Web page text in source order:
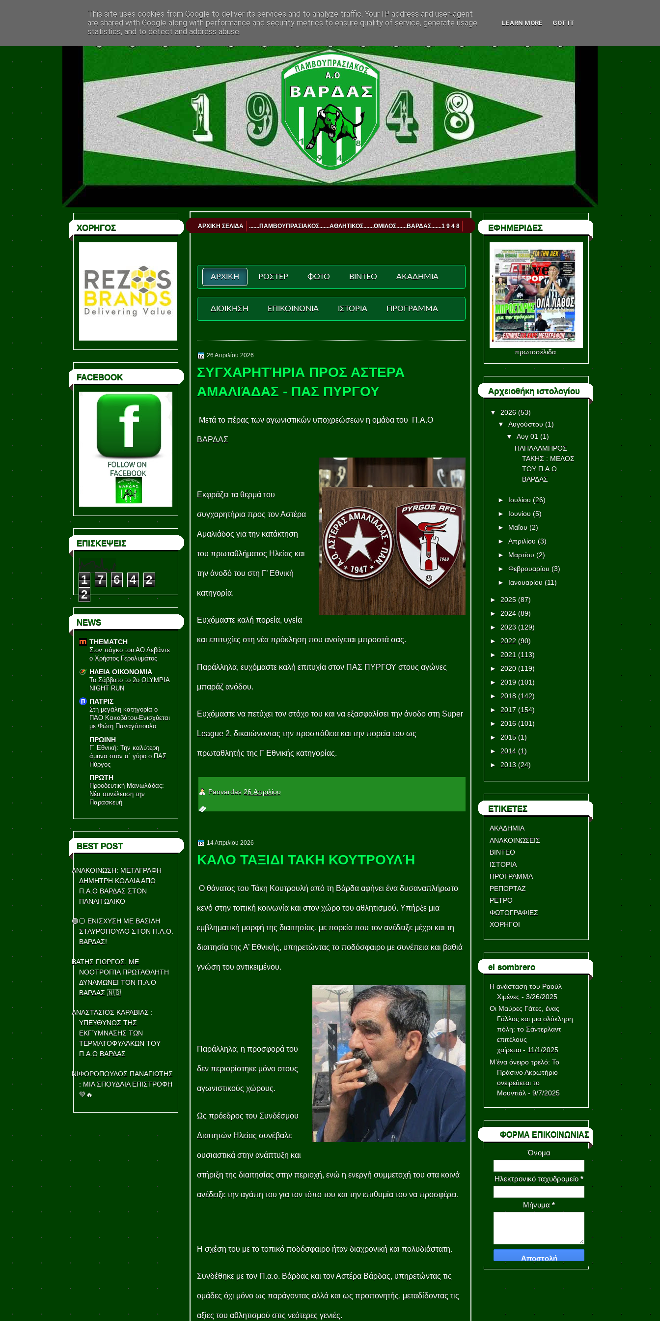
ΧΟΡΗΓΟΣ
FACEBOOK
ΕΠΙΣΚΕΨΕΙΣ
1 7 6 4
2
2
NEWS
THEMATCH
Στον πάγκο του ΑΟ Λεβάντε
ο Χρήστος Γερολυμάτος
ΗΛΕΙΑ ΟΙΚΟΝΟΜΙΑ
Το Σάββατο το 2ο OLYMPIA
NIGHT RUN
ΠΑΤΡΙΣ
Στη μεγάλη κατηγορία ο
ΠΑΟ Κακοβάτου-Ενισχύεται
με Φώτη Παναγόπουλο
ΠΡΩΙΝΗ
Γ΄ Εθνική: Την καλύτερη
άμυνα στον α΄ γύρο ο ΠΑΣ
Πύργος
ΠΡΩΤΗ
Προοδευτική Μανωλάδας:
Νέα συνέλευση την
Παρασκευή
BEST POST
ΑΝΑΚΟΙΝΩΣΗ: ΜΕΤΑΓΡΑΦΗ
ΔΗΜΗΤΡΗ ΚΟΛΛΙΑ ΑΠΟ
Π.Α.Ο ΒΑΡΔΑΣ ΣΤΟΝ
ΠΑΝΑΙΤΩΛΙΚΌ
🟢⚪ ΕΝΙΣΧΥΣΗ ΜΕ ΒΑΣΙΛΗ
ΣΤΑΥΡΟΠΟΥΛΟ ΣΤΟΝ Π.Α.Ο.
ΒΑΡΔΑΣ!
ΒΑΤΗΣ ΓΙΩΡΓΟΣ: ΜΕ
ΝΟΟΤΡΟΠΊΑ ΠΡΩΤΑΘΛΗΤΗ
ΔΥΝΑΜΩΝΕΙ ΤΟΝ Π.Α.Ο
ΒΑΡΔΑΣ 🇳🇬
ΑΝΑΣΤΑΣΙΟΣ ΚΑΡΑΒΙΑΣ :
ΥΠΕΥΘΥΝΟΣ ΤΗΣ
ΕΚΓΎΜΝΑΣΗΣ ΤΩΝ
ΤΕΡΜΑΤΟΦΥΛΆΚΩΝ ΤΟΥ
Π.Α.Ο ΒΑΡΔΑΣ
ΝΙΦΟΡΌΠΟΥΛΟΣ ΠΑΝΑΓΙΩΤΗΣ
: ΜΙΑ ΣΠΟΥΔΑΙΑ ΕΠΙΣΤΡΟΦΗ
💚🔥
ΑΡΧΙΚΗ ΣΕΛΙΔΑ .......ΠΑΜΒΟΥΠΡΑΣΙΑΚΟΣ.......ΑΘΛΗΤΙΚΟΣ.......ΟΜΙΛΟΣ.......ΒΑΡΔΑΣ.......1 9 4 8
ΑΡΧΙΚΗ ΡΟΣΤΕΡ ΦΩΤΟ ΒΙΝΤΕΟ ΑΚΑΔΗΜΙΑ
ΔΙΟΙΚΗΣΗ ΕΠΙΚΟΙΝΩΝΙΑ ΙΣΤΟΡΙΑ ΠΡΟΓΡΑΜΜΑ
26 Απριλίου 2026
ΣΥΓΧΑΡΗΤΉΡΙΑ ΠΡΟΣ ΑΣΤΕΡΑ
ΑΜΑΛΙΆΔΑΣ - ΠΑΣ ΠΥΡΓΟΥ
Μετά το πέρας των αγωνιστικών υποχρεώσεων η ομάδα του Π.Α.Ο
ΒΑΡΔΑΣ
Εκφράζει τα θερμά του
συγχαρητήρια προς τον Αστέρα
Αμαλιάδος για την κατάκτηση
του πρωταθλήματος Ηλείας και
την άνοδό του στη Γ’ Εθνική
κατηγορία.
Ευχόμαστε καλή πορεία, υγεία
και επιτυχίες στη νέα πρόκληση που ανοίγεται μπροστά σας.
Παράλληλα, ευχόμαστε καλή επιτυχία στον ΠΑΣ ΠΥΡΓΟΥ στους αγώνες
μπαράζ ανόδου.
Ευχόμαστε να πετύχει τον στόχο του και να εξασφαλίσει την άνοδο στη Super
League 2, δικαιώνοντας την προσπάθεια και την πορεία του ως
πρωταθλητής της Γ Εθνικής κατηγορίας.
Paovardas 26 Απριλίου
14 Απριλίου 2026
ΚΑΛΟ ΤΑΞΙΔΙ ΤΑΚΗ ΚΟΥΤΡΟΥΛΉ
Ο θάνατος του Τάκη Κουτρουλή από τη Βάρδα αφήνει ένα δυσαναπλήρωτο
κενό στην τοπική κοινωνία και στον χώρο του αθλητισμού. Υπήρξε μια
εμβληματική μορφή της διαιτησίας, με πορεία που τον ανέδειξε μέχρι και τη
διαιτησία της Α’ Εθνικής, υπηρετώντας το ποδόσφαιρο με συνέπεια και βαθιά
γνώση του αντικειμένου.
Παράλληλα, η προσφορά του
δεν περιορίστηκε μόνο στους
αγωνιστικούς χώρους.
Ως πρόεδρος του Συνδέσμου
Διαιτητών Ηλείας συνέβαλε
ουσιαστικά στην ανάπτυξη και
στήριξη της διαιτησίας στην περιοχή, ενώ η ενεργή συμμετοχή του στα κοινά
ανέδειξε την αγάπη του για τον τόπο του και την επιθυμία του να προσφέρει.
Η σχέση του με το τοπικό ποδόσφαιρο ήταν διαχρονική και πολυδιάστατη.
Συνδέθηκε με τον Π.α.ο. Βάρδας και τον Αστέρα Βάρδας, υπηρετώντας τις
ομάδες όχι μόνο ως παράγοντας αλλά και ως προπονητής, μεταδίδοντας τις
αξίες του αθλητισμού στις νεότερες γενιές.
ΕΦΗΜΕΡΙΔΕΣ
πρωτοσέλιδα
Αρχειοθήκη ιστολογίου
▼ 2026 (53)
▼
Αυγούστου (1)
▼
Αυγ 01 (1)
ΠΑΠΑΛΑΜΠΡΟΣ
ΤΑΚΗΣ : ΜΕΛΟΣ
ΤΟΥ Π.Α.Ο
ΒΑΡΔΑΣ
► Ιουλίου (26)
► Ιουνίου (5)
► Μαΐου (2)
►Απριλίου (3)
► Μαρτίου (2)
►Φεβρουαρίου (3)
► Ιανουαρίου (11)
► 2025 (87)
► 2024 (89)
► 2023 (129)
► 2022 (90)
► 2021 (113)
► 2020 (119)
► 2019 (101)
► 2018 (142)
► 2017 (154)
► 2016 (101)
► 2015 (1)
► 2014 (1)
► 2013 (24)
ΕΤΙΚΕΤΕΣ
ΑΚΑΔΗΜΙΑ
ΑΝΑΚΟΙΝΩΣΕΙΣ
ΒΙΝΤΕΟ
ΙΣΤΟΡΙΑ
ΠΡΟΓΡΑΜΜΑ
ΡΕΠΟΡΤΑΖ
ΡΕΤΡΟ
ΦΩΤΟΓΡΑΦΙΕΣ
ΧΟΡΗΓΟΙ
el sombrero
Η ανάσταση του Ραούλ
Χιμένες - 3/26/2025
Οι Μαύρες Γάτες, ένας
Γάλλος και μια ολόκληρη
πόλη: το Σάντερλαντ
επιτέλους
χαίρεται- 11/1/2025
Μ’ένα όνειρο τρελό: Το
Πράσινο Ακρωτήριο
ονειρεύεται το
Μουντιάλ- 9/7/2025
ΦΟΡΜΑ ΕΠΙΚΟΙΝΩΝΙΑΣ
Όνομα
Ηλεκτρονικό ταχυδρομείο *
Μήνυμα *
This site uses cookies from Google to deliver its services and to analyze traffic. Your IP address and user-agent
are shared with Google along with performance and security metrics to ensure quality of service, generate usage
statistics, and to detect and address abuse.
LEARN MORE GOT IT